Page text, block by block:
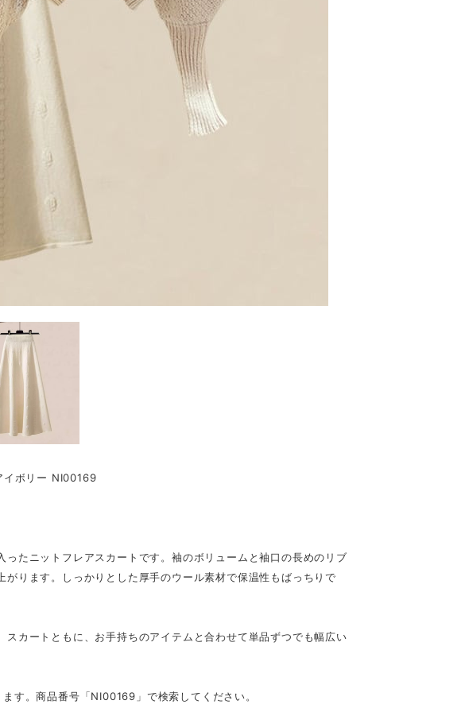
イボリー NI00169
たニットフレアスカートです。袖のボリュームと袖口の長めのリブ
ります。しっかりとした厚手のウール素材で保温性もばっちりで
カートともに、お手持ちのアイテムと合わせて単品ずつでも幅広い
す。商品番号「NI00169」で検索してください。